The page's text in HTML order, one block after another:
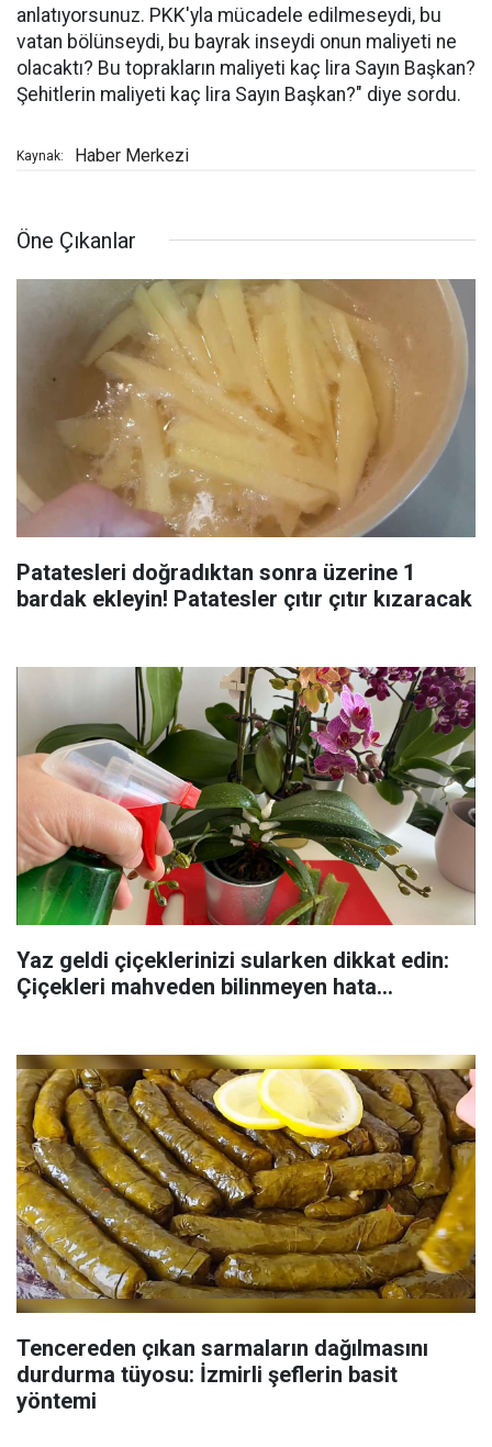
anlatıyorsunuz. PKK'yla mücadele edilmeseydi, bu
vatan bölünseydi, bu bayrak inseydi onun maliyeti ne
olacaktı? Bu toprakların maliyeti kaç lira Sayın Başkan?
Şehitlerin maliyeti kaç lira Sayın Başkan?" diye sordu.
Kaynak: Haber Merkezi
Öne Çıkanlar
Patatesleri doğradıktan sonra üzerine 1
bardak ekleyin! Patatesler çıtır çıtır kızaracak
Yaz geldi çiçeklerinizi sularken dikkat edin:
Çiçekleri mahveden bilinmeyen hata...
Tencereden çıkan sarmaların dağılmasını
durdurma tüyosu: İzmirli şeflerin basit
yöntemi